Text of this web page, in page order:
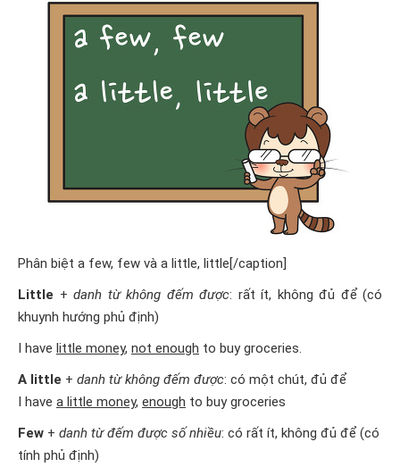
Phân biệt a few, few và a little, little[/caption]
Little + danh từ không đếm được: rất ít, không đủ để (có
khuynh hướng phủ định)
I have little money, not enough to buy groceries.
A little + danh từ không đếm được: có một chút, đủ để
I have a little money, enough to buy groceries
Few + danh từ đếm được số nhiều: có rất ít, không đủ để (có
tính phủ định)